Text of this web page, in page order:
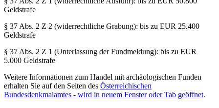
Geldstrafe
§ 37 Abs. 2 Z 2 (widerrechtliche Grabung): bis zu EUR 25.400
Geldstrafe
§ 37 Abs. 2 Z 1 (Unterlassung der Fundmeldung): bis zu EUR
5.000 Geldstrafe
Weitere Informationen zum Handel mit archäologischen Funden
erhalten Sie auf den Seiten des Österreichischen
Bundesdenkmalamtes - wird in neuem Fenster oder Tab geöffnet.